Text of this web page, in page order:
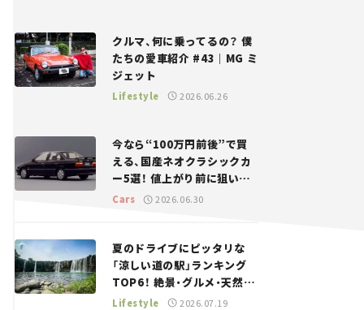
クルマ、何に乗ってるの？ 僕
たちの愛車紹介 #43｜MG ミ
ジェット
Lifestyle 2026.06.26
今なら“100万円前後”で買
える、国産ネオクラシックカ
ー5選！ 値上がり前に狙いた
い、中古車探しをお手伝い――ち
Cars 2026.06.30
夏のドライブにピッタリな
「涼しい道の駅」ランキング
TOP6！ 絶景・グルメ・天然ク
ーラーなど、避暑におすすめ
Lifestyle 2026.07.19